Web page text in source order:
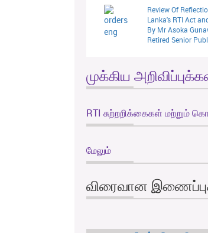
Review Of
Lanka's RTI Act
By Mr Asoka
Retired Senior
முக்கிய
RTI சுற்றறிக்கைகள் மற்றும்
மேலும்
விரைவான